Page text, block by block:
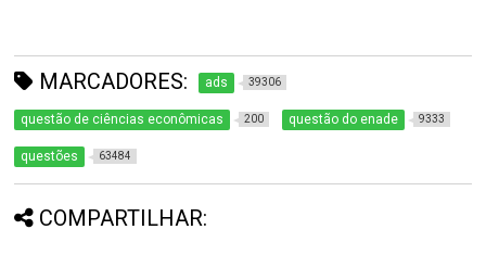
MARCADORES: ads 39306
questão de ciências econômicas 200 questão do enade 9333
questões 63484
COMPARTILHAR: